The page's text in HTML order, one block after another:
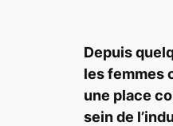
Depuis
les femmes
une place
sein de